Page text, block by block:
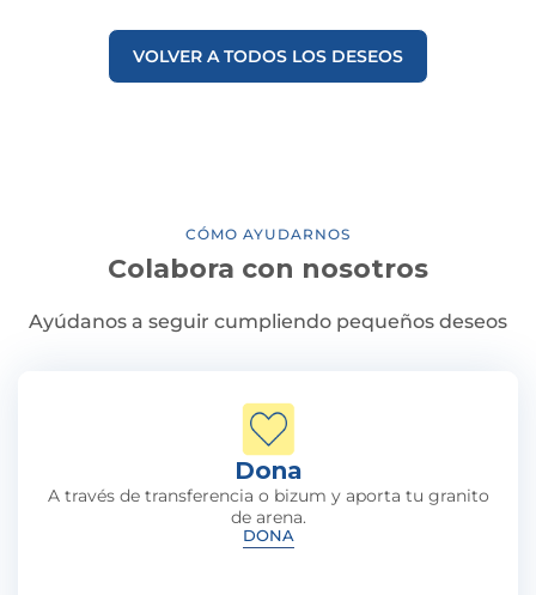
VOLVER A TODOS LOS DESEOS
CÓMO AYUDARNOS
Colabora con nosotros
Ayúdanos a seguir cumpliendo pequeños deseos
Dona
A través de transferencia o bizum y aporta tu granito
de arena.
DONA